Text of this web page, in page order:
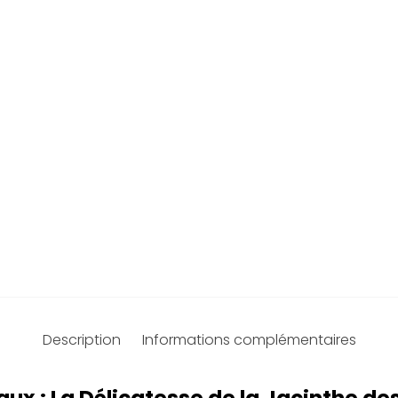
Description Informations complémentaires